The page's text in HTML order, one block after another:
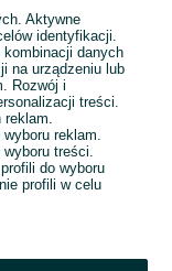
Aktywne
identyfikacji.
danych
na urządzeniu lub
Rozwój i
treści.
reklam.
treści.
do wyboru
profili w celu